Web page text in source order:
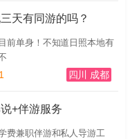
天有同游的吗？
前单身！不知道日照本地有
四川 成都
+伴游服务
费兼职伴游和私人导游工